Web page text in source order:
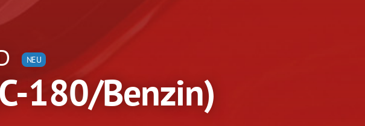
NEU
180/Benzin)